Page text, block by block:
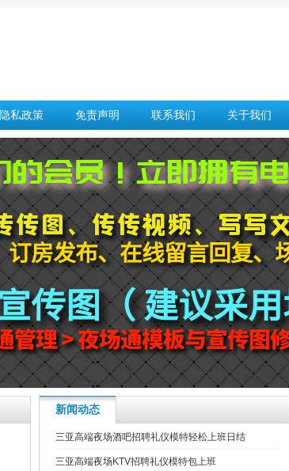
隐私政策 免责声明 联系我们 关于我们
夜场招聘
新闻动态
三亚高端夜场酒吧招聘礼仪模特轻松上班日结
三亚高端夜场KTV招聘礼仪模特包上班